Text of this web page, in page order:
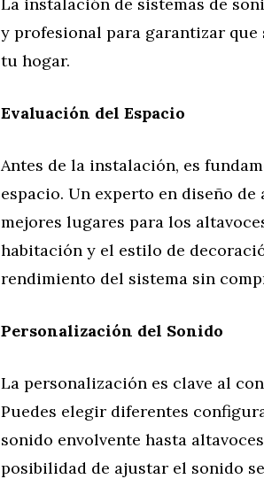
y profesional para garantizar
tu hogar.
Evaluación del Espacio
Antes de la instalación, es
espacio. Un experto en diseño
mejores lugares para los
habitación y el estilo de
rendimiento del sistema sin
Personalización del Sonido
La personalización es clave al
Puedes elegir diferentes
sonido envolvente hasta
posibilidad de ajustar el sonido